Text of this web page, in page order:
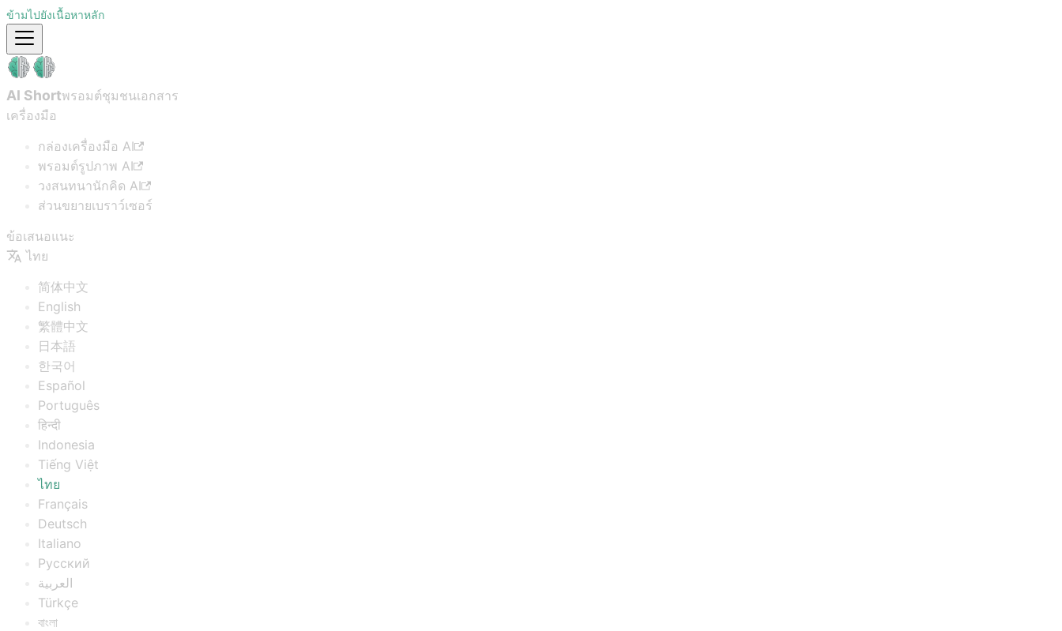
ข้ามไปยังเนื้อหาหลัก
AI Shortพรอมต์ชุมชนเอกสาร
เครื่องมือ
กล่องเครื่องมือ AI
พรอมต์รูปภาพ AI
วงสนทนานักคิด AI
ส่วนขยายเบราว์เซอร์
ข้อเสนอแนะ
ไทย
简体中文
English
繁體中文
日本語
한국어
Español
Português
हिन्दी
Indonesia
Tiếng Việt
ไทย
Français
Deutsch
Italiano
Русский
العربية
Türkçe
বাংলা